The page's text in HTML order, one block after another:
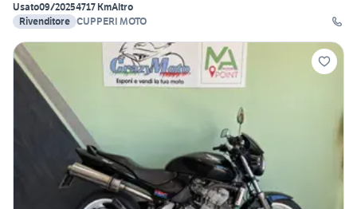
Usato09/20254717 KmAltro
Rivenditore CUPPERI MOTO